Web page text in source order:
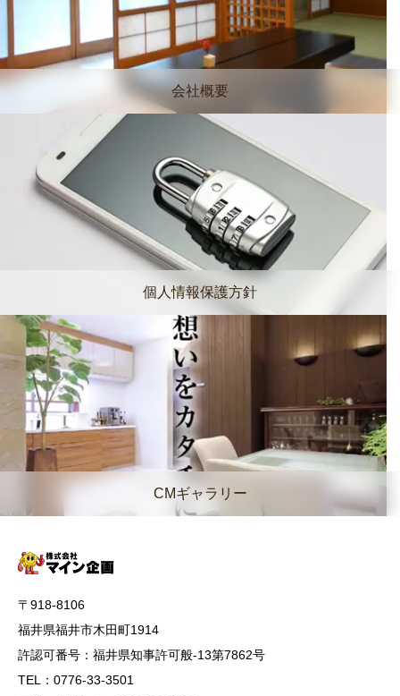
会社概要
個人情報保護方針
CMギャラリー
〒918-8106
福井県福井市木田町1914
許認可番号：福井県知事許可般-13第7862号
TEL：0776-33-3501